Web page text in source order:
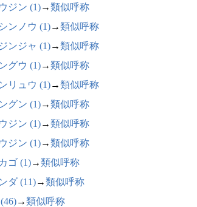
ジン (1)→類似呼称
ンノウ (1)→類似呼称
ンジャ (1)→類似呼称
グウ (1)→類似呼称
リュウ (1)→類似呼称
グン (1)→類似呼称
ジン (1)→類似呼称
ジン (1)→類似呼称
ゴ (1)→類似呼称
ダ (11)→類似呼称
→類似呼称